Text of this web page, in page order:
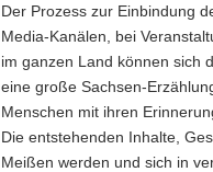
Der Prozess zur Einbindung
Media-Kanälen, bei
im ganzen Land können sich
eine große Sachsen-
Menschen mit ihren
Die entstehenden Inhalte,
Meißen werden und sich in